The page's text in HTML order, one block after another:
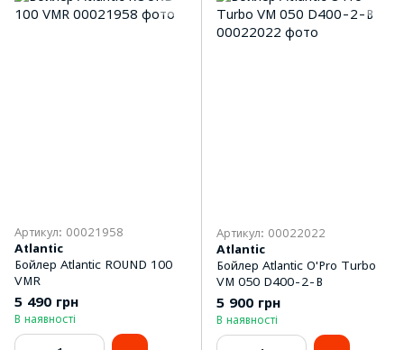
Артикул: 00021958
Atlantic
Бойлер Atlantic ROUND 100
VMR
5 490 грн
В наявності
Артикул: 00022022
Atlantic
Бойлер Atlantic O'Pro Turbo
VM 050 D400-2-B
5 900 грн
В наявності